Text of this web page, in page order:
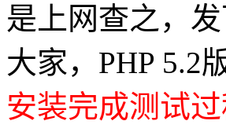
是上网查之，
大家，PHP 5.2
安装完成测试